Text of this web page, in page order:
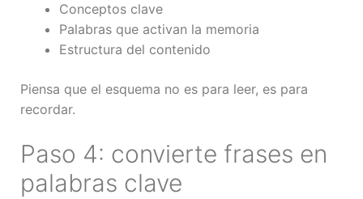
Conceptos clave
Palabras que activan la memoria
Estructura del contenido
Piensa que el esquema no es para leer, es para
recordar.
Paso 4: convierte frases en
palabras clave